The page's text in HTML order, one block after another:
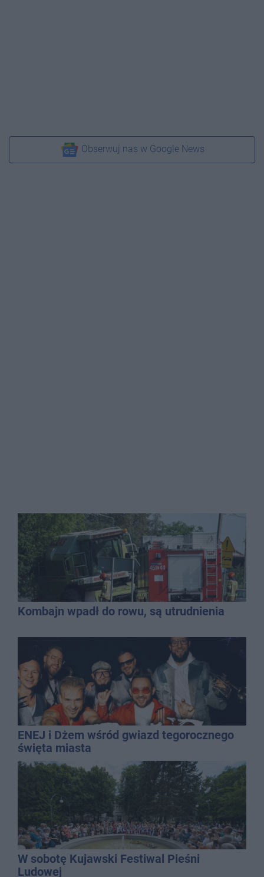
Obserwuj nas w Google News
Kombajn wpadł do rowu, są utrudnienia
ENEJ i Dżem wśród gwiazd tegorocznego
święta miasta
W sobotę Kujawski Festiwal Pieśni
Ludowej